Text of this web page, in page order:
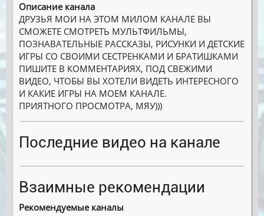
Описание канала
ДРУЗЬЯ МОИ НА ЭТОМ МИЛОМ КАНАЛЕ ВЫ
СМОЖЕТЕ СМОТРЕТЬ МУЛЬТФИЛЬМЫ,
ПОЗНАВАТЕЛЬНЫЕ РАССКАЗЫ, РИСУНКИ И ДЕТСКИЕ
ИГРЫ СО СВОИМИ СЕСТРЕНКАМИ И БРАТИШКАМИ
ПИШИТЕ В КОММЕНТАРИЯХ, ПОД СВЕЖИМИ
ВИДЕО, ЧТОБЫ ВЫ ХОТЕЛИ ВИДЕТЬ ИНТЕРЕСНОГО
И КАКИЕ ИГРЫ НА МОЕМ КАНАЛЕ.
ПРИЯТНОГО ПРОСМОТРА, МЯУ)))
Последние видео на канале
Взаимные рекомендации
Рекомендуемые каналы